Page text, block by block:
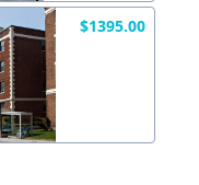
$1395.00